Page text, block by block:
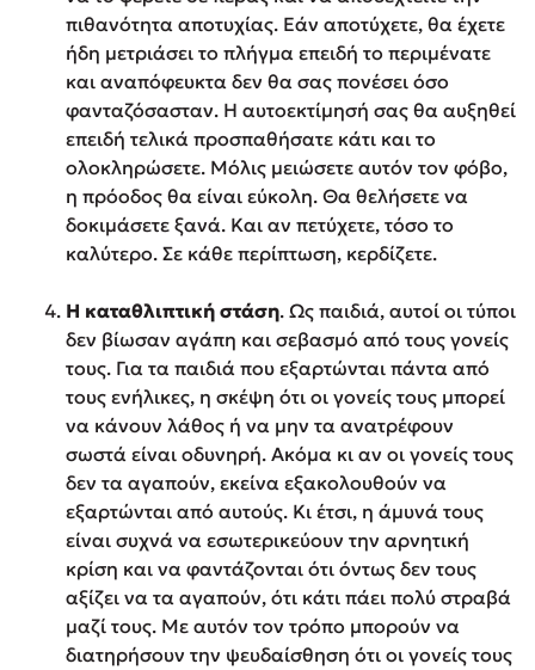
πιθανότητα αποτυχίας. Εάν αποτύχετε, θα έχετε
ήδη μετριάσει το πλήγμα επειδή το περιμένατε
και αναπόφευκτα δεν θα σας πονέσει όσο
φανταζόσασταν. Η αυτοεκτίμησή σας θα αυξηθεί
επειδή τελικά προσπαθήσατε κάτι και το
ολοκληρώσετε. Μόλις μειώσετε αυτόν τον φόβο,
η πρόοδος θα είναι εύκολη. Θα θελήσετε να
δοκιμάσετε ξανά. Και αν πετύχετε, τόσο το
καλύτερο. Σε κάθε περίπτωση, κερδίζετε.
Η καταθλιπτική στάση. Ως παιδιά, αυτοί οι τύποι
δεν βίωσαν αγάπη και σεβασμό από τους γονείς
τους. Για τα παιδιά που εξαρτώνται πάντα από
τους ενήλικες, η σκέψη ότι οι γονείς τους μπορεί
να κάνουν λάθος ή να μην τα ανατρέφουν
σωστά είναι οδυνηρή. Ακόμα κι αν οι γονείς τους
δεν τα αγαπούν, εκείνα εξακολουθούν να
εξαρτώνται από αυτούς. Κι έτσι, η άμυνά τους
είναι συχνά να εσωτερικεύουν την αρνητική
κρίση και να φαντάζονται ότι όντως δεν τους
αξίζει να τα αγαπούν, ότι κάτι πάει πολύ στραβά
μαζί τους. Με αυτόν τον τρόπο μπορούν να
διατηρήσουν την ψευδαίσθηση ότι οι γονείς τους